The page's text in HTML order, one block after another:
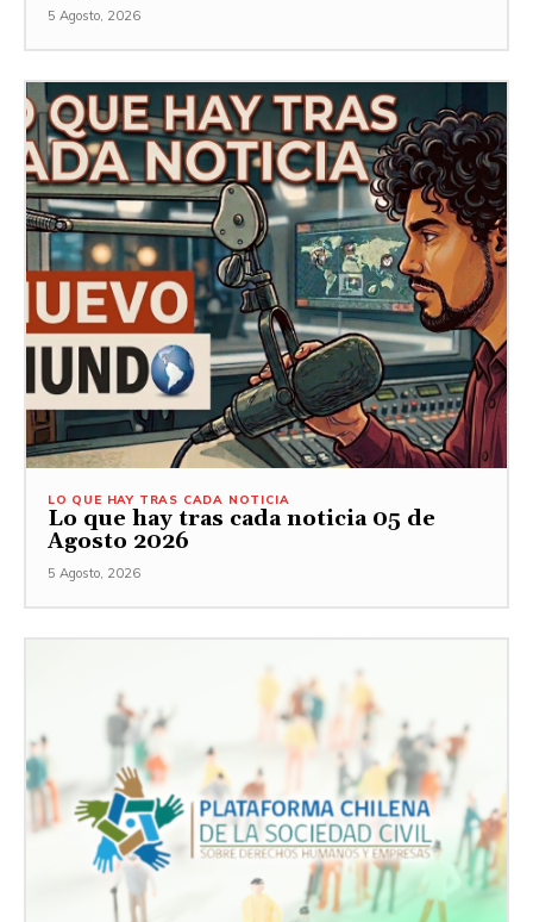
5 Agosto, 2026
LO QUE HAY TRAS CADA NOTICIA
Lo que hay tras cada noticia 05 de
Agosto 2026
5 Agosto, 2026